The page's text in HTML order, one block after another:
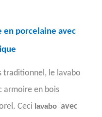
en porcelaine avec
traditionnel, le lavabo
armoire en bois
Ceci lavabo avec